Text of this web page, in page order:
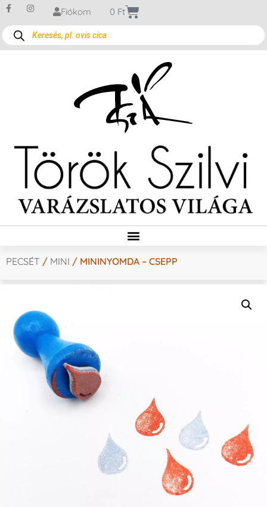
Fiókom 0 Ft
PECSÉT / MINI / MININYOMDA – CSEPP